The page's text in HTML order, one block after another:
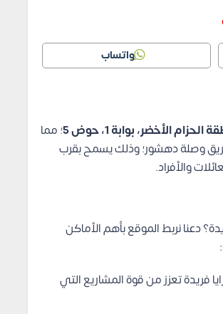
واتساب
الحزام الأخضر، بوابة 1، حوض 5
؛ مما
أهم المحاور والطرق الهامة كمحور 26 يوليو، وطريق وصلة دهشور؛ وذلك يسمح بقرب
والأفراد.
دعنا نربط الموقع بأهم الأماكن
فريدة تعزز من قوة المشاريع التي